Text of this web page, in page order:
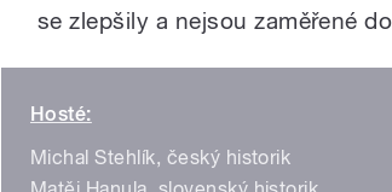
se zlepšily a nejsou zaměřené
Hosté:
Michal Stehlík, český historik